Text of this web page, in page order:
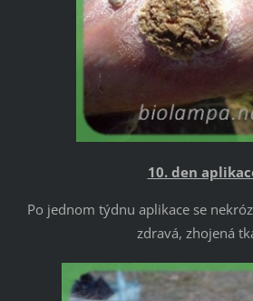
10. den
Po jednom týdnu aplikace se
zdravá, zhojená